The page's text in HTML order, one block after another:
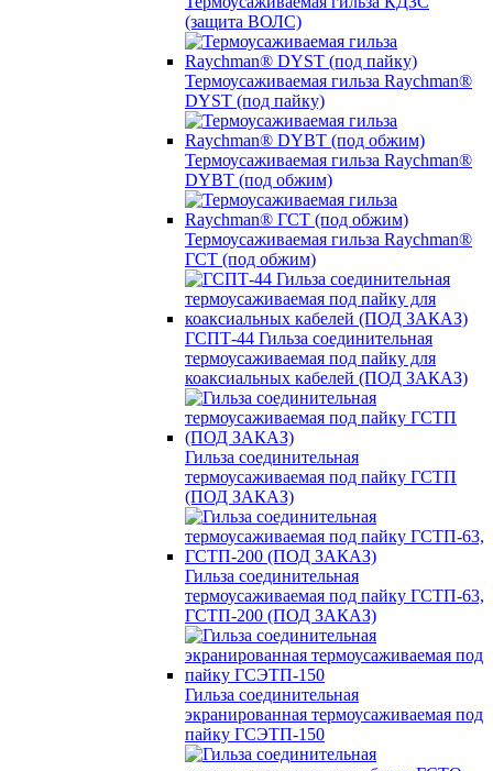
(защита ВОЛС)
Термоусаживаемая гильза Raychman®
DYST (под пайку)
Термоусаживаемая гильза Raychman®
DYBT (под обжим)
Термоусаживаемая гильза Raychman®
ГСТ (под обжим)
ГСПТ-44 Гильза соединительная
термоусаживаемая под пайку для
коаксиальных кабелей (ПОД ЗАКАЗ)
Гильза соединительная
термоусаживаемая под пайку ГСТП
(ПОД ЗАКАЗ)
Гильза соединительная
термоусаживаемая под пайку ГСТП-63,
ГСТП-200 (ПОД ЗАКАЗ)
Гильза соединительная
экранированная термоусаживаемая под
пайку ГСЭТП-150